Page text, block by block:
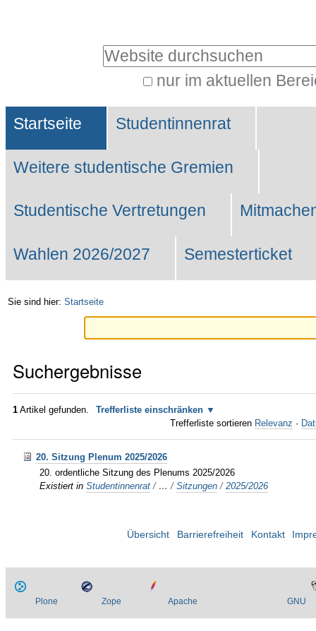
Website durchsuchen
nur im aktuellen
Suche…
Sektionen
Startseite Studentinnenrat
Weitere studentische Gremien
Studentische Vertretungen
Wahlen 2026/2027 Semesterticket
Sie sind hier: Startseite
Suchergebnisse
1 Artikel gefunden.
Trefferliste einschränken
Trefferliste sortieren Relevanz ·
20. Sitzung Plenum 2025/2026
20. ordentliche Sitzung des Plenums 2025/2026
Existiert in Studentinnenrat / …/Sitzungen /2025/2026
Übersicht Barrierefreiheit Kontakt
Plone Zope Apache GNU